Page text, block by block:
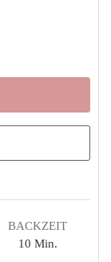
BACKZEIT
10Minuten
Min.